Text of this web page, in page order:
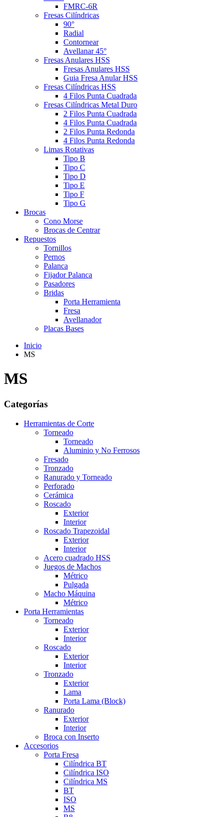
FMRC-6R
Fresas Cilíndricas
90°
Radial
Contornear
Avellanar 45°
Fresas Anulares HSS
Fresas Anulares HSS
Guia Fresa Anular HSS
Fresas Cilíndricas HSS
4 Filos Punta Cuadrada
Fresas Cilíndricas Metal Duro
2 Filos Punta Cuadrada
4 Filos Punta Cuadrada
2 Filos Punta Redonda
4 Filos Punta Redonda
Limas Rotativas
Tipo B
Tipo C
Tipo D
Tipo E
Tipo F
Tipo G
Brocas
Cono Morse
Brocas de Centrar
Repuestos
Tornillos
Pernos
Palanca
Fijador Palanca
Pasadores
Bridas
Porta Herramienta
Fresa
Avellanador
Placas Bases
Inicio
MS
MS
Categorías
Herramientas de Corte
Torneado
Torneado
Aluminio y No Ferrosos
Fresado
Tronzado
Ranurado y Torneado
Perforado
Cerámica
Roscado
Exterior
Interior
Roscado Trapezoidal
Exterior
Interior
Acero cuadrado HSS
Juegos de Machos
Métrico
Pulgada
Macho Máquina
Métrico
Porta Herramientas
Torneado
Exterior
Interior
Roscado
Exterior
Interior
Tronzado
Exterior
Lama
Porta Lama (Block)
Ranurado
Exterior
Interior
Broca con Inserto
Accesorios
Porta Fresa
Cilíndrica BT
Cilíndrica ISO
Cilíndrica MS
BT
ISO
MS